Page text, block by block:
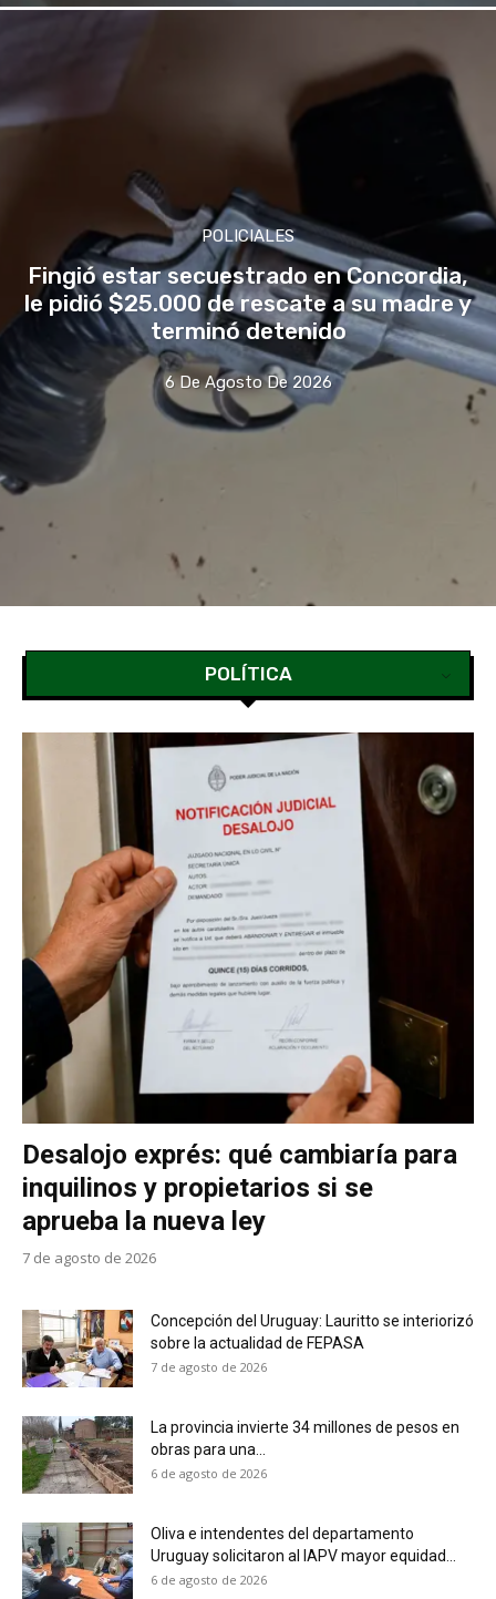
POLICIALES
Fingió estar secuestrado en Concordia,
le pidió $25.000 de rescate a su madre y
terminó detenido
6 De Agosto De 2026
POLÍTICA
Desalojo exprés: qué cambiaría para
inquilinos y propietarios si se
aprueba la nueva ley
7 de agosto de 2026
Concepción del Uruguay: Lauritto se interiorizó
sobre la actualidad de FEPASA
7 de agosto de 2026
La provincia invierte 34 millones de pesos en
obras para una...
6 de agosto de 2026
Oliva e intendentes del departamento
Uruguay solicitaron al IAPV mayor equidad...
6 de agosto de 2026